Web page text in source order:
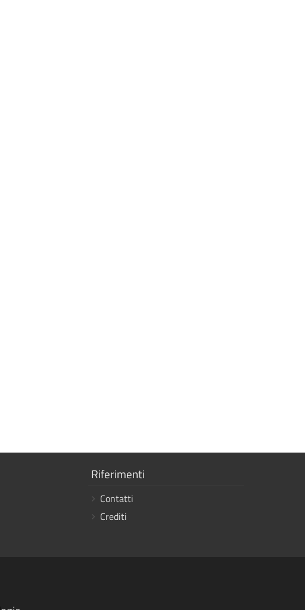
Mostra
link
Riferimenti
Contatti
Crediti